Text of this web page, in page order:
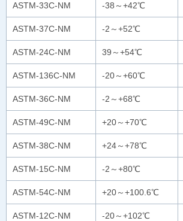
ASTM-33C-NM -38～+42℃
ASTM-37C-NM -2～+52℃
ASTM-24C-NM 39～+54℃
ASTM-136C-NM -20～+60℃
ASTM-36C-NM -2～+68℃
ASTM-49C-NM +20～+70℃
ASTM-38C-NM +24～+78℃
ASTM-15C-NM -2～+80℃
ASTM-54C-NM +20～+100.6℃
ASTM-12C-NM -20～+102℃